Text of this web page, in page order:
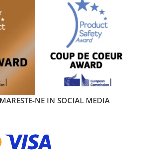
NE IN SOCIAL MEDIA